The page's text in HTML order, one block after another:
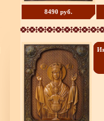
8490 руб.